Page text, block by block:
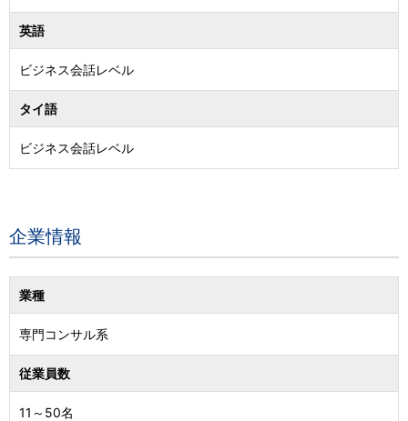
英語
ビジネス会話レベル
タイ語
ビジネス会話レベル
企業情報
業種
専門コンサル系
従業員数
11～50名